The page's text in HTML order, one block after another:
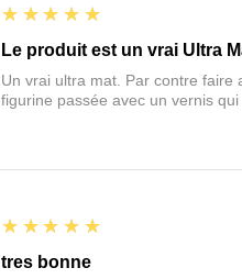
5
★★★★★
Le produit est un vrai Ultra
Un vrai ultra mat. Par contre faire
figurine passée avec un vernis
5
★★★★★
tres bonne